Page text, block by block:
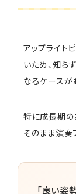
アップライト
いため、知ら
なるケースが
特に成長期の
そのまま演奏
「良い姿